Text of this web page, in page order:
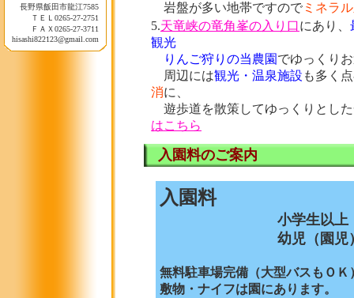
長野県飯田市龍江7585
ＴＥＬ0265-27-2751
ＦＡＸ0265-27-3711
hisashi822123@gmail.com
岩盤が多い地帯ですので ミネラ
5.天竜峡の竜角峯の入り口にあり、
観光
りんご狩りの当農園 でゆっくり
周辺には観光・温泉施設 も多く
消に、
遊歩道を散策してゆっくりと
はこちら
入園料のご案内
入園料
小学生以
幼児（園
無料駐車場完備（大型バスもＯＫ
敷物・ナイフは園にあります。